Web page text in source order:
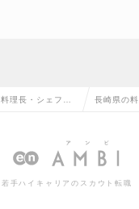
料理長・シェフ・
開発
長崎県の
報一覧
若手ハイキャリアのスカウト転職